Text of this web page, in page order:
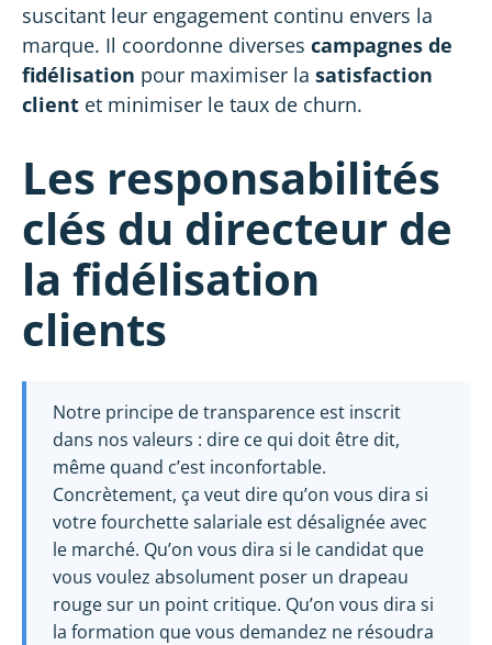
suscitant leur engagement continu envers la
marque. Il coordonne diverses campagnes de
fidélisation pour maximiser la satisfaction
client et minimiser le taux de churn.
Les responsabilités
clés du directeur de
la fidélisation
clients
Notre principe de transparence est inscrit
dans nos valeurs : dire ce qui doit être dit,
même quand c’est inconfortable.
Concrètement, ça veut dire qu’on vous dira si
votre fourchette salariale est désalignée avec
le marché. Qu’on vous dira si le candidat que
vous voulez absolument poser un drapeau
rouge sur un point critique. Qu’on vous dira si
la formation que vous demandez ne résoudra